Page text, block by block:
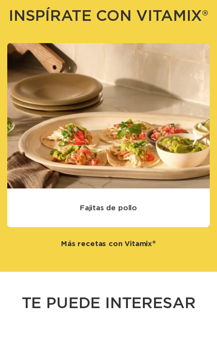
INSPÍRATE CON VITAMIX®
Fajitas de pollo
Más recetas con Vitamix®
TE PUEDE INTERESAR